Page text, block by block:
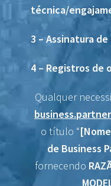
técnica/
3 – Assinatura
4 – Registros de
Qualquer
o título “
de Business
fornecendo